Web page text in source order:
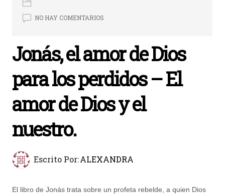
NO HAY COMENTARIOS
Jonás, el amor de Dios
para los perdidos – El
amor de Dios y el
nuestro.
Escrito Por:ALEXANDRA
El libro de Jonás trata sobre un profeta rebelde, a quien Dios